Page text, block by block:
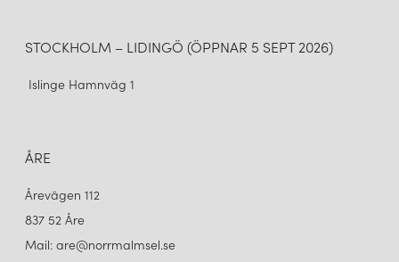
STOCKHOLM – LIDINGÖ (ÖPPNAR 5 SEPT 2026)
Islinge Hamnväg 1
ÅRE
Årevägen 112
837 52 Åre
Mail: are@norrmalmsel.se